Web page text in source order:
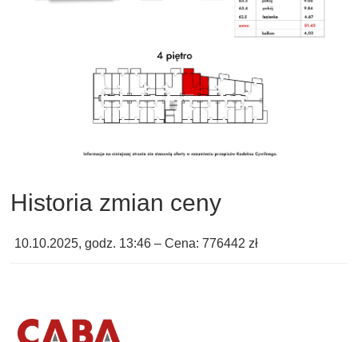
Historia zmian ceny
10.10.2025, godz. 13:46 – Cena: 776442 zł